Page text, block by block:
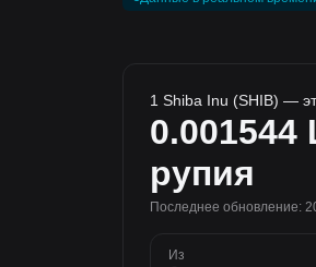
1 Shiba Inu (SHIB) —
0.001544
рупия
Последнее обновление:
Из